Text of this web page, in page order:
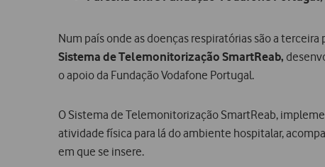
Num país onde as doenças respiratórias são a
Sistema de Telemonitorização SmartReab,
o apoio da Fundação Vodafone Portugal.
O Sistema de Telemonitorização SmartReab,
atividade física para lá do ambiente hospitalar,
em que se insere.